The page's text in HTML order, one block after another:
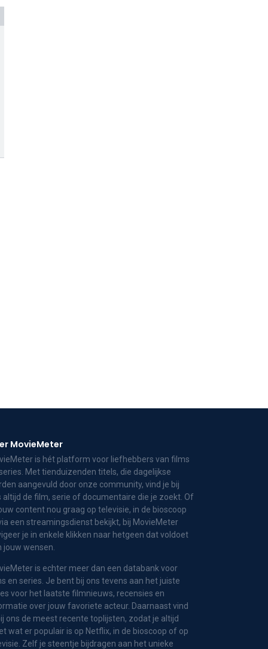
MovieMeter
is hét platform voor liefhebbers van films
Met tienduizenden titels, die dagelijkse
aangevuld door onze community, vind je bij
altijd de film, serie of documentaire die je zoekt. Of
content nou graag op televisie, in de bioscoop
een streamingsdienst bekijkt, bij MovieMeter
je in enkele klikken naar hetgeen dat voldoet
jouw wensen.
is echter meer dan een databank voor
en series. Je bent bij ons tevens aan het juiste
voor het laatste filmnieuws, recensies en
over jouw favoriete acteur. Daarnaast vind
ons de meest recente toplijsten, zodat je altijd
wat er populair is op Netflix, in de bioscoop of op
Zelf je steentje bijdragen aan het unieke